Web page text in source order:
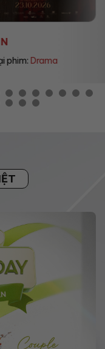
phim: Drama